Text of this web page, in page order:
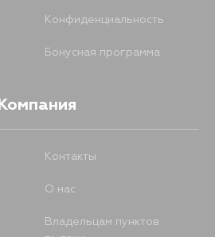
Конфиденциальность
Бонусная программа
Компания
Контакты
О нас
Владельцам пунктов